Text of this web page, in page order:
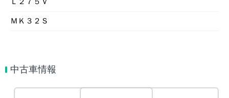
Ｌ２７５Ｖ
ＭＫ３２Ｓ
中古車情報